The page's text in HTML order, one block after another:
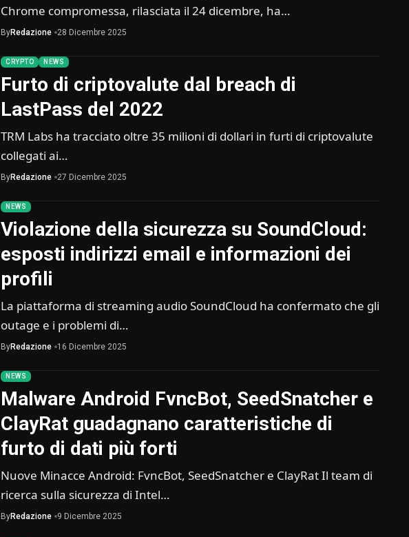
Chrome compromessa, rilasciata il 24 dicembre, ha…
ByRedazione 28 Dicembre 2025
CRYPTO NEWS
Furto di criptovalute dal breach di
LastPass del 2022
TRM Labs ha tracciato oltre 35 milioni di dollari in furti di criptovalute
collegati ai…
ByRedazione 27 Dicembre 2025
NEWS
Violazione della sicurezza su SoundCloud:
esposti indirizzi email e informazioni dei
profili
La piattaforma di streaming audio SoundCloud ha confermato che gli
outage e i problemi di…
ByRedazione 16 Dicembre 2025
NEWS
Malware Android FvncBot, SeedSnatcher e
ClayRat guadagnano caratteristiche di
furto di dati più forti
Nuove Minacce Android: FvncBot, SeedSnatcher e ClayRat Il team di
ricerca sulla sicurezza di Intel…
ByRedazione 9 Dicembre 2025